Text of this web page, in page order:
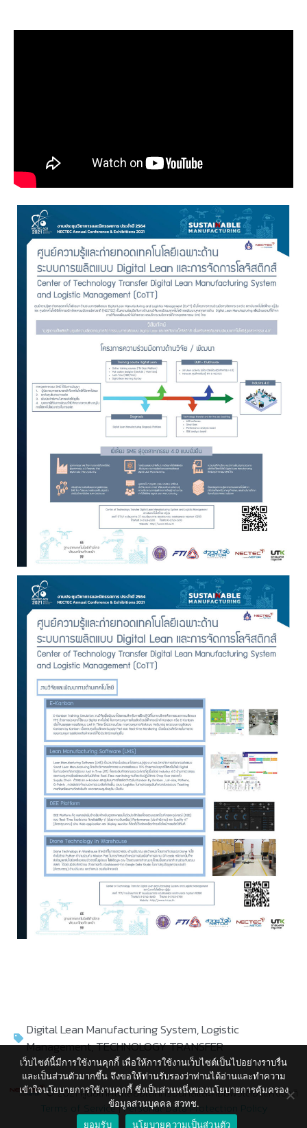
Digital Lean Manufacturing System,Logistic
Management,TECHNOLOGY TRANSFER
© 2021 ศูนย์เทคโนโลยีอิเล็กทรอนิกส์และคอมพิวเตอร์แห่งชาติ
Terms of Service|Personal Data Protection Policy
เว็บไซต์นี้มีการใช้งานคุกกี้ เพื่อให้การใช้งานเว็บไซต์เป็นไปอย่างราบรื่น
และเป็นส่วนตัวมากขึ้น จึงขอให้ท่านรับรองว่าท่านได้อ่านและทำความ
เข้าใจนโยบายการใช้งานคุกกี้ ซึ่งเป็นส่วนหนึ่งของนโยบายการคุ้มครอง
ข้อมูลส่วนบุคคล สวทช.
ยอมรับ
นโยบายความเป็นส่วนตัว